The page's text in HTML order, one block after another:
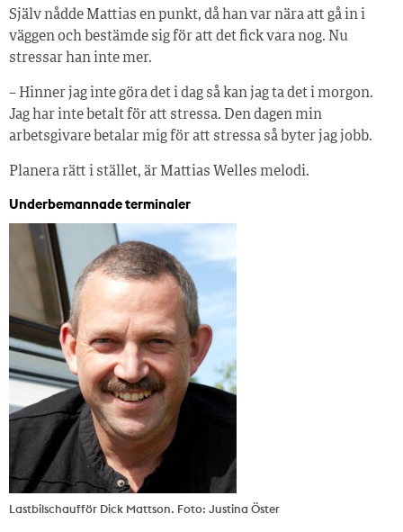
Själv nådde Mattias en punkt, då han var nära att gå in i
väggen och bestämde sig för att det fick vara nog. Nu
stressar han inte mer.
– Hinner jag inte göra det i dag så kan jag ta det i morgon.
Jag har inte betalt för att stressa. Den dagen min
arbetsgivare betalar mig för att stressa så byter jag jobb.
Planera rätt i stället, är Mattias Welles melodi.
Underbemannade terminaler
Lastbilschaufför Dick Mattson. Foto: Justina Öster